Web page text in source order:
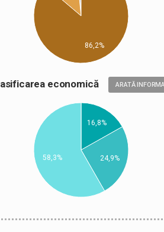
86,2%
economică ARATĂ
16,8%
24,9%
58,3%